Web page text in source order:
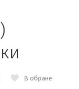
В обране